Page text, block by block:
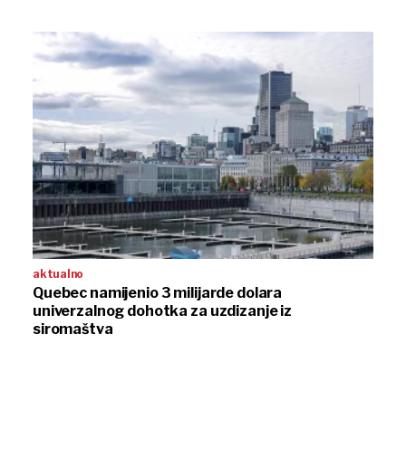
aktualno
Quebec namijenio 3 milijarde dolara
univerzalnog dohotka za uzdizanje iz
siromaštva